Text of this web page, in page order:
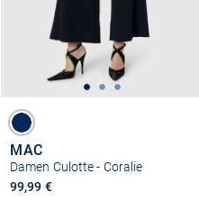
MAC
Damen Culotte - Coralie
99,99 €